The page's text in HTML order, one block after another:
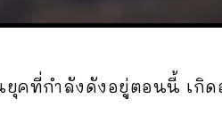
คที่กำลังดังอยู่ตอนนี้ เกิด